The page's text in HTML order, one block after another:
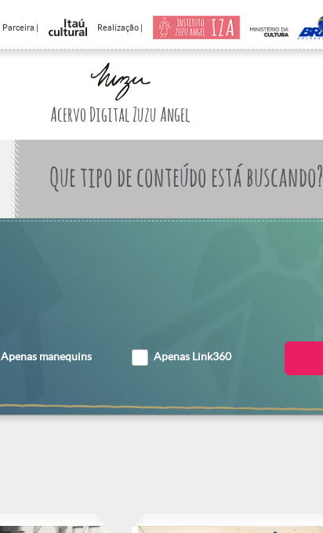
Parceira | Realização |
Acervo Digital Zuzu Angel
Que tipo de conteúdo está buscando?
Apenas manequins Apenas Link360